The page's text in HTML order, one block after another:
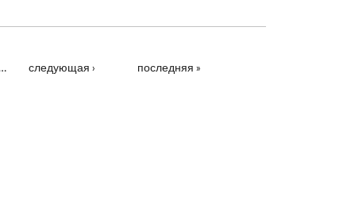
следующая › последняя »